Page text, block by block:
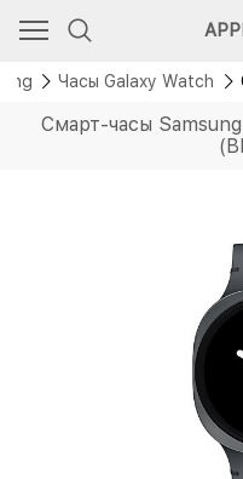
Часы Galaxy Watch
Смарт-часы